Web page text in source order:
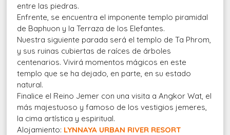
entre las piedras.
Enfrente, se encuentra el imponente templo piramidal
de Baphuon y la Terraza de los Elefantes.
Nuestra siguiente parada será el templo de Ta Phrom,
y sus ruinas cubiertas de raíces de árboles
centenarios. Vivirá momentos mágicos en este
templo que se ha dejado, en parte, en su estado
natural.
Finalice el Reino Jemer con una visita a Angkor Wat, el
más majestuoso y famoso de los vestigios jemeres,
la cima artística y espiritual.
Alojamiento: LYNNAYA URBAN RIVER RESORT